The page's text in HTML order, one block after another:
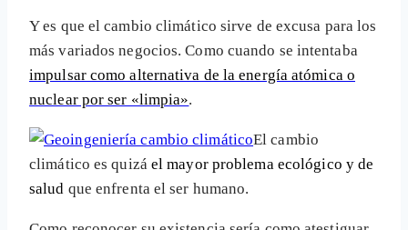
Y es que el cambio climático sirve de excusa para los
más variados negocios. Como cuando se intentaba
impulsar como alternativa de la energía atómica o
nuclear por ser «limpia».
El cambio
climático es quizá el mayor problema ecológico y de
salud que enfrenta el ser humano.